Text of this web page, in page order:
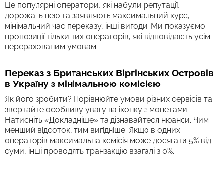
Це популярні оператори, які набули репутації,
дорожать нею та заявляють максимальний курс,
мінімальний час переказу, інші вигоди. Ми показуємо
пропозиції тільки тих операторів, які відповідають усім
перерахованим умовам.
Переказ з Британських Віргінських Островів
в Україну з мінімальною комісією
Як його зробити? Порівнюйте умови різних сервісів та
звертайте особливу увагу на іконку з монетами.
Натисніть «Докладніше» та дізнавайтеся нюанси. Чим
менший відсоток, тим вигідніше. Якщо в одних
операторів максимальна комісія може досягати 5% від
суми, інші проводять транзакцію взагалі з 0%.